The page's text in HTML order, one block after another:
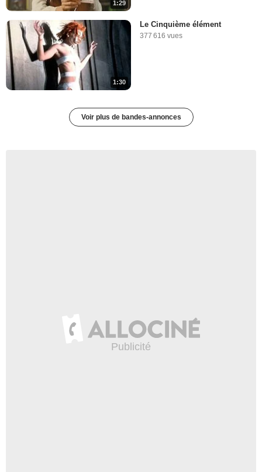
1:29
1:30
Le Cinquième élément
377 616 vues
Voir plus de bandes-annonces